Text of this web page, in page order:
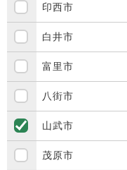
印西市
白井市
富里市
八街市
山武市
茂原市